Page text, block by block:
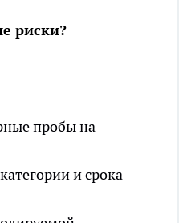
риски?
пробы на
и срока